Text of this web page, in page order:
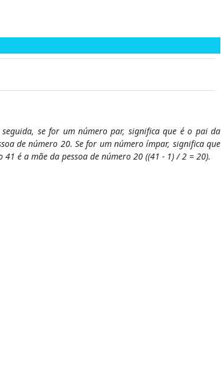
se for um número par, significa que é o pai da
de número 20. Se for um número ímpar, significa que
é a mãe da pessoa de número 20 ((41 - 1) / 2 = 20).